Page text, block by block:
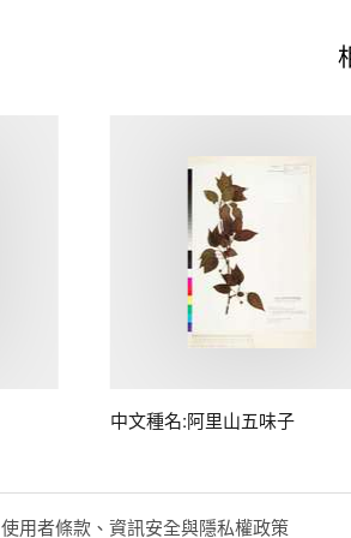
中文種名:阿里山五味子
使用者條款、資訊安全與隱私權政策